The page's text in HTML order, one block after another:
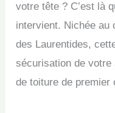
votre tête ? C’est là
intervient. Nichée
des Laurentides,
sécurisation de
de toiture de premier